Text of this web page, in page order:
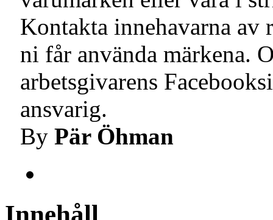
Kontakta innehavarna av
ni får använda märkena.
arbetsgivarens
ansvarig.
By Pär Öhman